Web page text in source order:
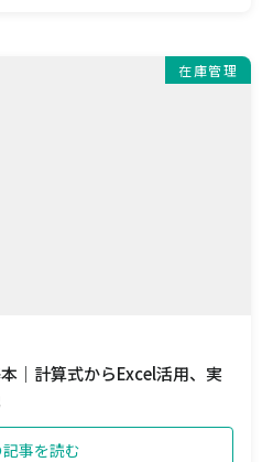
在庫管理
｜計算式からExcel活用、実
記事を読む